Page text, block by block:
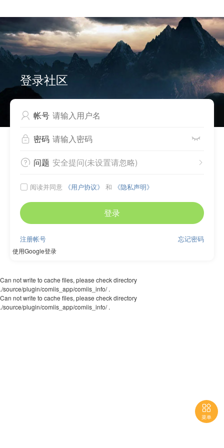
Can not write to cache files, please check directory
./source/plugin/comiis_app/comiis_info/ .
登录社区
 帐号
 密码 
 问题 
安全提问(未设置请忽略)
 阅读并同意 《用户协议》 和 《隐私声明》
登录
忘记密码
注册帐号
使用Google登录
Can not write to cache files, please check directory
./source/plugin/comiis_app/comiis_info/ .

菜单
Can not write to cache files, please check directory
./source/plugin/comiis_app/comiis_info/ .